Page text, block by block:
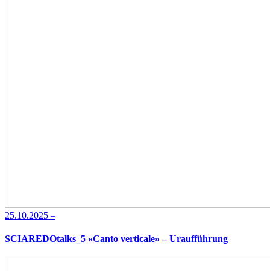
25.10.2025 –
SCIAREDOtalks_5 «Canto verticale» – Uraufführung